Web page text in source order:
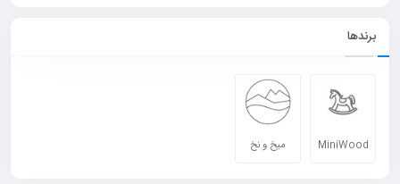
برندها
MiniWood میخ و نخ